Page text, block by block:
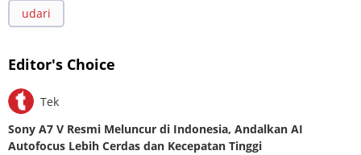
udari
Editor's Choice
Tek
Sony A7 V Resmi Meluncur di Indonesia, Andalkan AI
Autofocus Lebih Cerdas dan Kecepatan Tinggi